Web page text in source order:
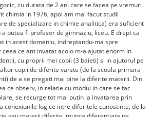
cu durata de 2 ani care se facea pe vremuri
chimia in 1976, apoi am mai facut studii
de specializare in chimie analitica) era suficient
putea fi profesor de gimnaziu, liceu. E drept ca
in acest domeniu, indreptandu-ma spre
ce am invatat acolo m-a ajutat enorm in
cu proprii mei copii (3 baieti) si in ajutorul pe
copii de diferite varste (de la scoala primara
de a se pregati mai bine la diferite materii. Din
ce observ, in relatie cu modul in care se fac
se recurge tot mai putin la invatarea prin
conexiunile logice intre diferitele cunostinte, de la